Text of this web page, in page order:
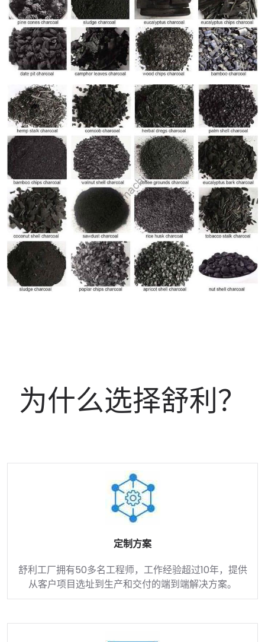
为什么选择舒利？
定制方案
舒利工厂拥有50多名工程师，工作经验超过10年，提供
从客户项目选址到生产和交付的端到端解决方案。